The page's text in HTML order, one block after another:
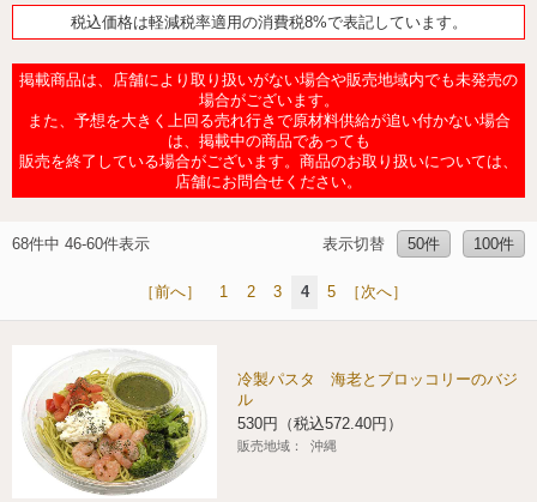
食の安全・安心への取組み
ギフト
プリペイドカード・金券
マルチコピー機でできることトップ
コピー
プリント
チケット
プリペイドサービス
スポーツ振興くじ
便利なサービス
宅配便
切手・はがき・印紙
ご利用可能なお支払い方法
各種料金のお支払い
スマホプリペイド
レジでApple Accountにチャージ
チケットサービス
CNプレイガイド
JTB
セブン‐イレブンでお受取り
ごあいさつ
企業理念
会社概要
国内店舗数
売上高、店舗数推移
セブン‐イレブンの海外事業
サステナビリティトップ
セブン＆アイ・ホールディングスの重点課題
サステナビリティ活動基本方針
GREEN CHALLENGE 2050
4VISIONS
サステナビリティニュース
サステナビリティレポート
加盟店オーナー募集 物件募集・購入
アルバイト情報
店舗検索
ネットショッピング
Language
English (Corporate)
English (Services)
中文[繁體字](服務)
简体中文(服务)
税込価格は軽減税率適用の消費税8%で表記しています。
掲載商品は、店舗により取り扱いがない場合や販売地域内でも未発売の
場合がございます。
また、予想を大きく上回る売れ行きで原材料供給が追い付かない場合
は、掲載中の商品であっても
販売を終了している場合がございます。商品のお取り扱いについては、
店舗にお問合せください。
68件中 46-60件表示 表示切替 50件 100件
［前へ］ 1 2 3 4 5 ［次へ］
冷製パスタ 海老とブロッコリーのバジ
ル
530円（税込572.40円）
販売地域： 沖縄